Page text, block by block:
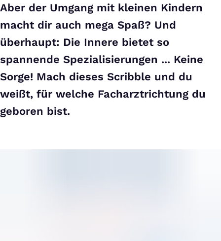
Aber der Umgang mit kleinen Kindern
macht dir auch mega Spaß? Und
überhaupt: Die Innere bietet so
spannende Spezialisierungen ... Keine
Sorge! Mach dieses Scribble und du
weißt, für welche Facharztrichtung du
geboren bist.